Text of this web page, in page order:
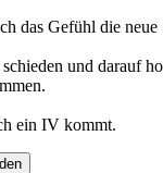
das Gefühl die neue
und darauf
ein IV kommt.